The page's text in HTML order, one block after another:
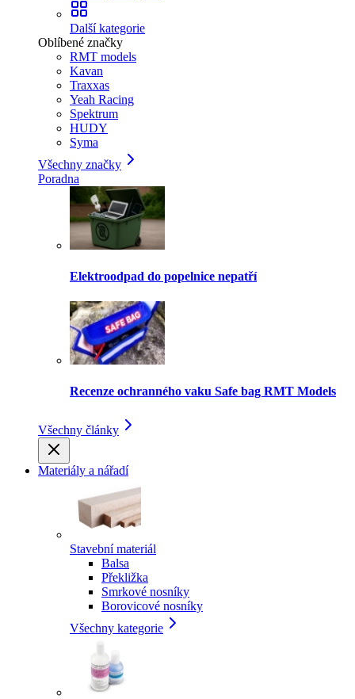
Další kategorie
Oblíbené značky
RMT models
Kavan
Traxxas
Yeah Racing
Spektrum
HUDY
Syma
Všechny značky
Poradna
Elektroodpad do popelnice nepatří
Recenze ochranného vaku Safe bag RMT Models
Všechny články
Materiály a nářadí
Stavební materiál
Balsa
Překližka
Smrkové nosníky
Borovicové nosníky
Všechny kategorie